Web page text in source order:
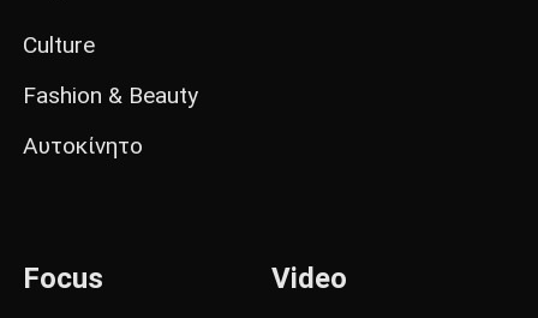
Culture
Fashion & Beauty
Αυτοκίνητο
Focus Video